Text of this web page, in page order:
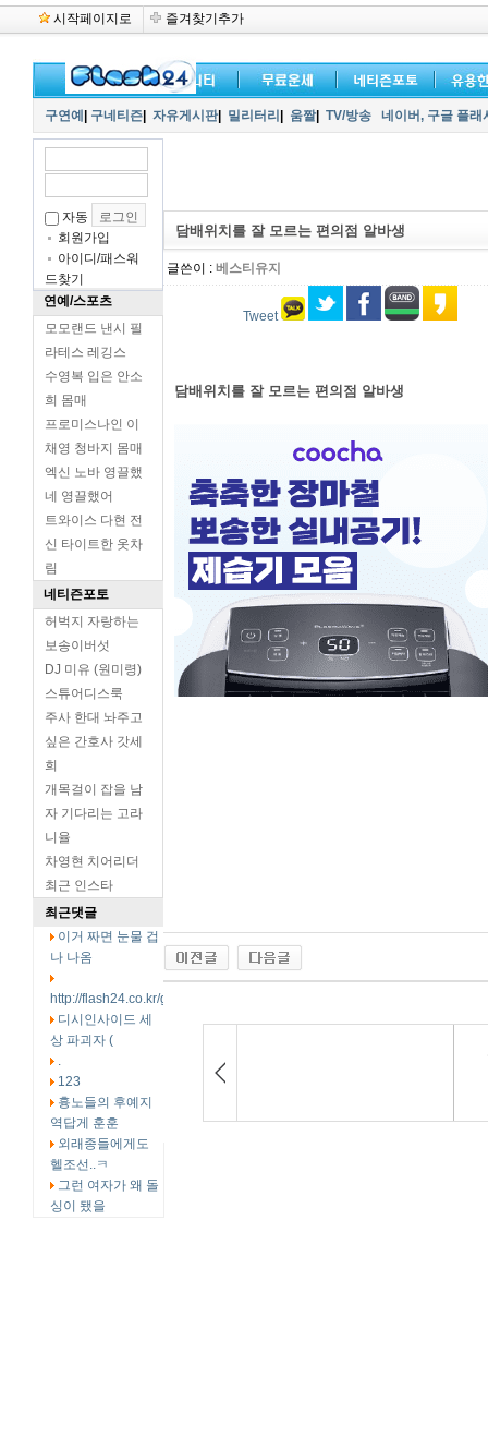
시작페이지로 즐겨찾기추가
구연예 구네티즌 자유게시판| 밀리터리 움짤| TV/방송 네이버, 구글 플
자동
회원가입
아이디/패스워
드찾기
연예/스포츠
모모랜드 낸시 필
라테스 레깅스
수영복 입은 안소
희 몸매
프로미스나인 이
채영 청바지 몸매
엑신 노바 영끌했
네 영끌했어
트와이스 다현 전
신 타이트한 옷차
림
네티즌포토
허벅지 자랑하는
보송이버섯
DJ 미유 (원미령)
스튜어디스룩
주사 한대 놔주고
싶은 간호사 갓세
희
개목걸이 잡을 남
자 기다리는 고라
니율
차영현 치어리더
최근 인스타
최근댓글
이거 짜면 눈물 겁
나 나옴
http://flash24.co.kr/g4/bb
디시인사이드 세
상 파괴자 (
.
123
흉노들의 후예지
역답게 훈훈
외래종들에게도
헬조선..ㅋ
그런 여자가 왜 돌
싱이 됐을
담배위치를 잘 모르는 편의점 알바생
글쓴이 : 베스티유지
Tweet
담배위치를 잘 모르는 편의점 알바생